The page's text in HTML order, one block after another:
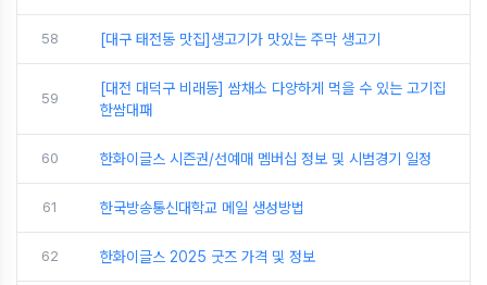
58 [대구 태전동 맛집]생고기가 맛있는 주막 생고기
59
[대전 대덕구 비래동] 쌈채소 다양하게 먹을 수 있는 고기집
한쌈대패
60 한화이글스 시즌권/선예매 멤버십 정보 및 시범경기 일정
61 한국방송통신대학교 메일 생성방법
62 한화이글스 2025 굿즈 가격 및 정보